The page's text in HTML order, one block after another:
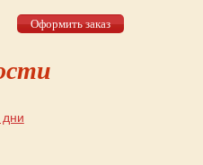
Оформить заказ